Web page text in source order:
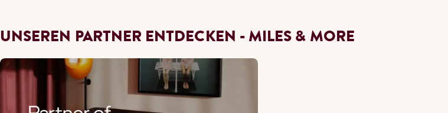
UNSEREN PARTNER ENTDECKEN - MILES & MORE